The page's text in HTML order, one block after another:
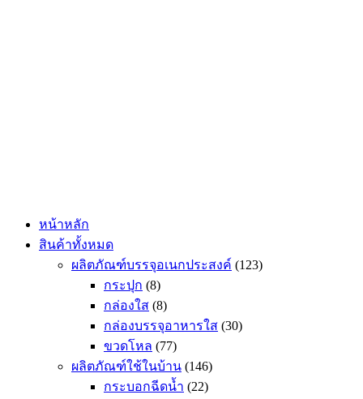
หน้าหลัก
สินค้าทั้งหมด
ผลิตภัณฑ์บรรจุอเนกประสงค์ (123)
กระปุก (8)
กล่องใส (8)
กล่องบรรจุอาหารใส (30)
ขวดโหล (77)
ผลิตภัณฑ์ใช้ในบ้าน (146)
กระบอกฉีดน้ำ (22)